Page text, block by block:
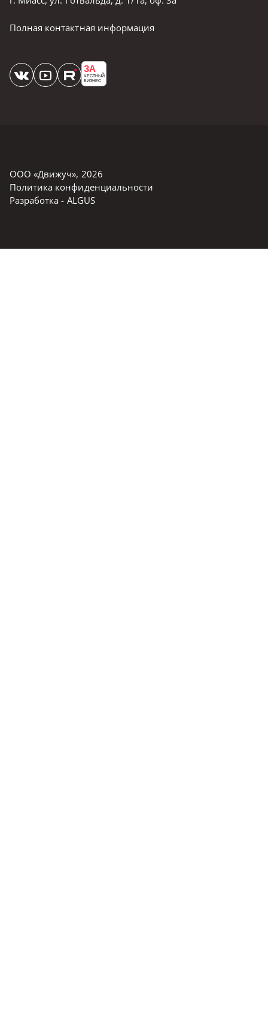
Полная контактная информация
ЗА
ЧЕСТНЫЙ
БИЗНЕС
ООО «Движуч», 2026
Политика конфиденциальности
Разработка - ALGUS